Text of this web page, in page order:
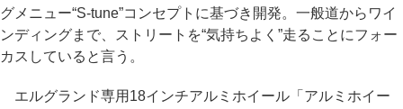
グメニュー“S-tune”コンセプトに基づき開発。一般道からワイ
ンディングまで、ストリートを“気持ちよく”走ることにフォー
カスしていると言う。
エルグランド専用18インチアルミホイール「アルミホイー